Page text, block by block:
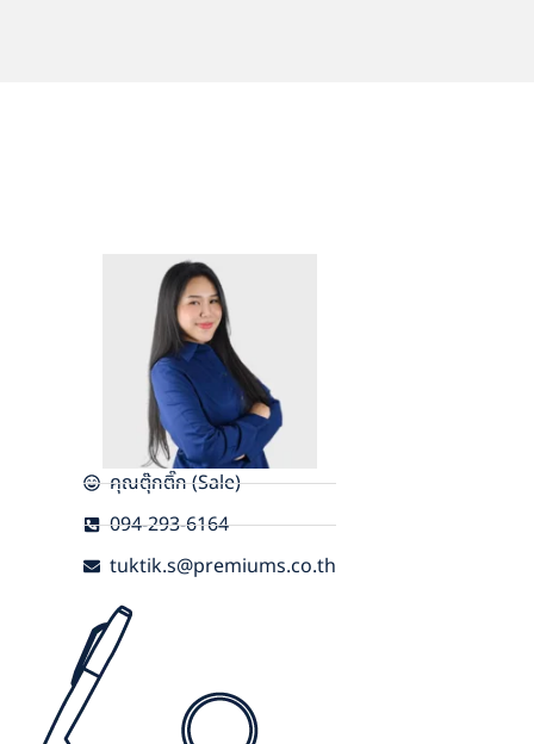
คุณตุ๊กติ๊ก (Sale)
094-293-6164
tuktik.s@premiums.co.th